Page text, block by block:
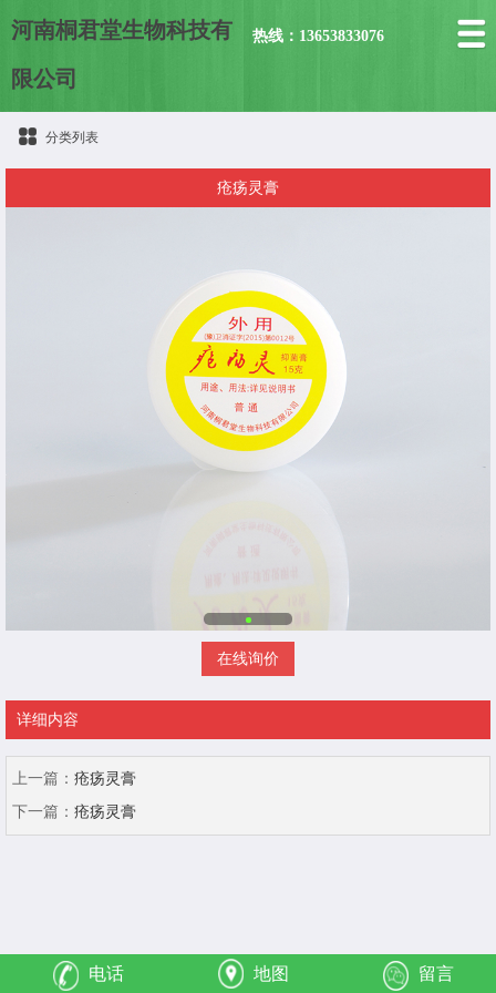
河南桐君堂生物科技有
限公司
热线：13653833076
分类列表
疮疡灵膏
在线询价
详细内容
上一篇： 疮疡灵膏
下一篇： 疮疡灵膏
电话 地图 留言